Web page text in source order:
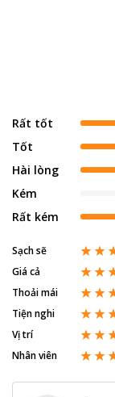
Rất tốt
Tốt
Hài lòng
Kém
Rất kém
Sạch sẽ
Giá cả
Thoải mái
Tiện nghi
Vị trí
Nhân viên